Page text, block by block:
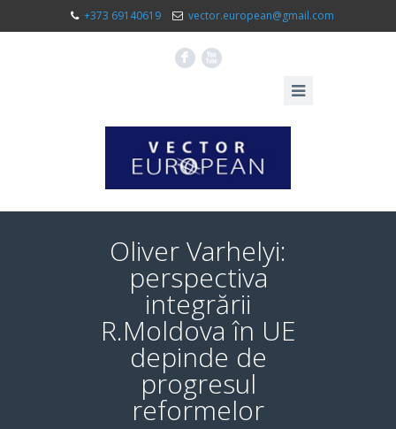
+373 69140619 vector.european@gmail.com
F X
Oliver Varhelyi:
perspectiva
integrării
R.Moldova în UE
depinde de
progresul
reformelor